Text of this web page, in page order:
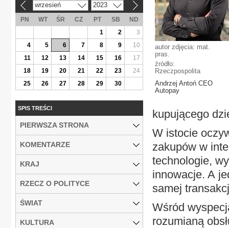
autor zdjęcia: mat.
pras.
źródło:
Rzeczpospolita
Andrzej Antoń CEO
Autopay
kupującego
W istocie
zakupów w
technologie,
innowacje. A
samej
Wśród
rozumianą
wrzesień 2023
PN WT ŚR CZ PT SB
ND
1
2
3
4
5 6 7 8 9
10
11
12 13 14 15 16
17
18
19 20 21 22 23
24
25
26 27 28 29 30
SPIS TREŚCI
PIERWSZA STRONA
KOMENTARZE
KRAJ
RZECZ O POLITYCE
ŚWIAT
KULTURA